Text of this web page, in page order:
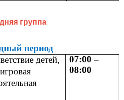
группа
период
детей,
07:00 –
08:00